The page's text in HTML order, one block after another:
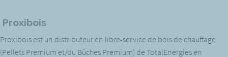
Proxibois
Proxibois est un distributeur en libre-service de bois de chauffage
(Pellets Premium et/ou Bûches Premium) de TotalEnergies en